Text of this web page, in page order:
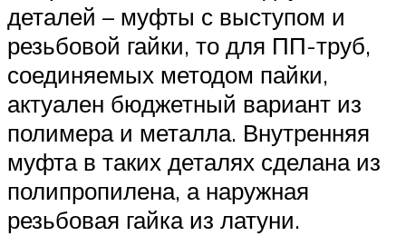
деталей – муфты с выступом и
резьбовой гайки, то для ПП-труб,
соединяемых методом пайки,
актуален бюджетный вариант из
полимера и металла. Внутренняя
муфта в таких деталях сделана из
полипропилена, а наружная
резьбовая гайка из латуни.